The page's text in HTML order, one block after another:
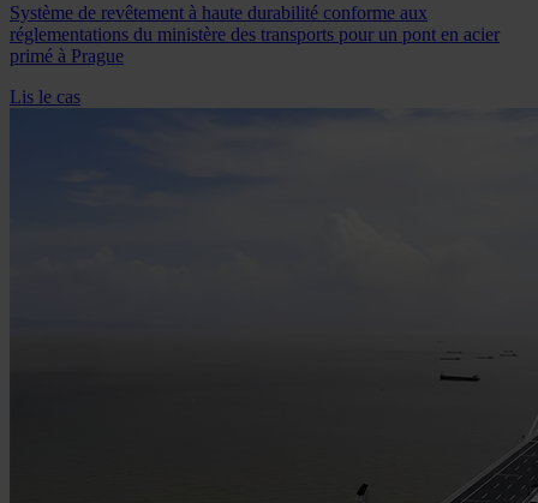
Système de revêtement à haute durabilité conforme aux
réglementations du ministère des transports pour un pont en acier
primé à Prague
Lis le cas